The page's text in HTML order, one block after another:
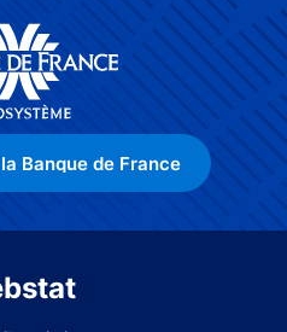
Banque de France